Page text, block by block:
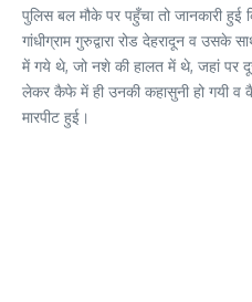
पुलिस बल मौके पर पहुँचा तो जानकारी हुई
गांधीग्राम गुरुद्वारा रोड देहरादून व उसके
में गये थे, जो नशे की हालत में थे, जहां पर
लेकर कैफे में ही उनकी कहासुनी हो गयी व
मारपीट हुई।